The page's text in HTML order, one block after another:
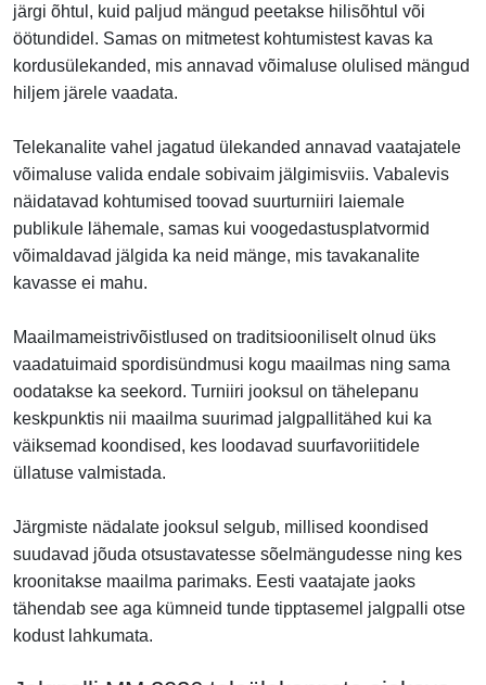
järgi õhtul, kuid paljud mängud peetakse hilisõhtul või
öötundidel. Samas on mitmetest kohtumistest kavas ka
kordusülekanded, mis annavad võimaluse olulised mängud
hiljem järele vaadata.
Telekanalite vahel jagatud ülekanded annavad vaatajatele
võimaluse valida endale sobivaim jälgimisviis. Vabalevis
näidatavad kohtumised toovad suurturniiri laiemale
publikule lähemale, samas kui voogedastusplatvormid
võimaldavad jälgida ka neid mänge, mis tavakanalite
kavasse ei mahu.
Maailmameistrivõistlused on traditsiooniliselt olnud üks
vaadatuimaid spordisündmusi kogu maailmas ning sama
oodatakse ka seekord. Turniiri jooksul on tähelepanu
keskpunktis nii maailma suurimad jalgpallitähed kui ka
väiksemad koondised, kes loodavad suurfavoriitidele
üllatuse valmistada.
Järgmiste nädalate jooksul selgub, millised koondised
suudavad jõuda otsustavatesse sõelmängudesse ning kes
kroonitakse maailma parimaks. Eesti vaatajate jaoks
tähendab see aga kümneid tunde tipptasemel jalgpalli otse
kodust lahkumata.